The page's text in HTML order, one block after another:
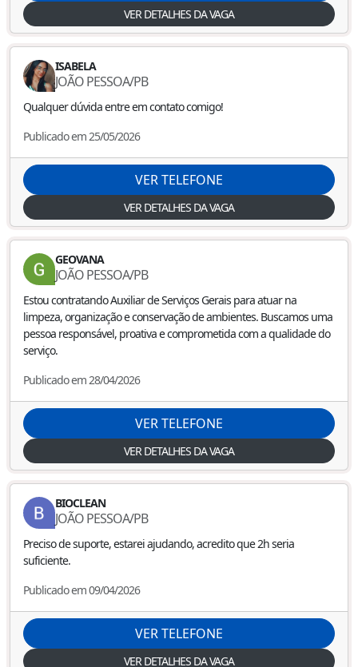
VER DETALHES DA VAGA
ISABELA
JOÃO PESSOA/PB
Qualquer dúvida entre em contato comigo!
Publicado em 25/05/2026
VER TELEFONE
VER DETALHES DA VAGA
GEOVANA
JOÃO PESSOA/PB
Estou contratando Auxiliar de Serviços Gerais para atuar na
limpeza, organização e conservação de ambientes. Buscamos uma
pessoa responsável, proativa e comprometida com a qualidade do
serviço.
Publicado em 28/04/2026
VER TELEFONE
VER DETALHES DA VAGA
BIOCLEAN
JOÃO PESSOA/PB
Preciso de suporte, estarei ajudando, acredito que 2h seria
suficiente.
Publicado em 09/04/2026
VER TELEFONE
VER DETALHES DA VAGA